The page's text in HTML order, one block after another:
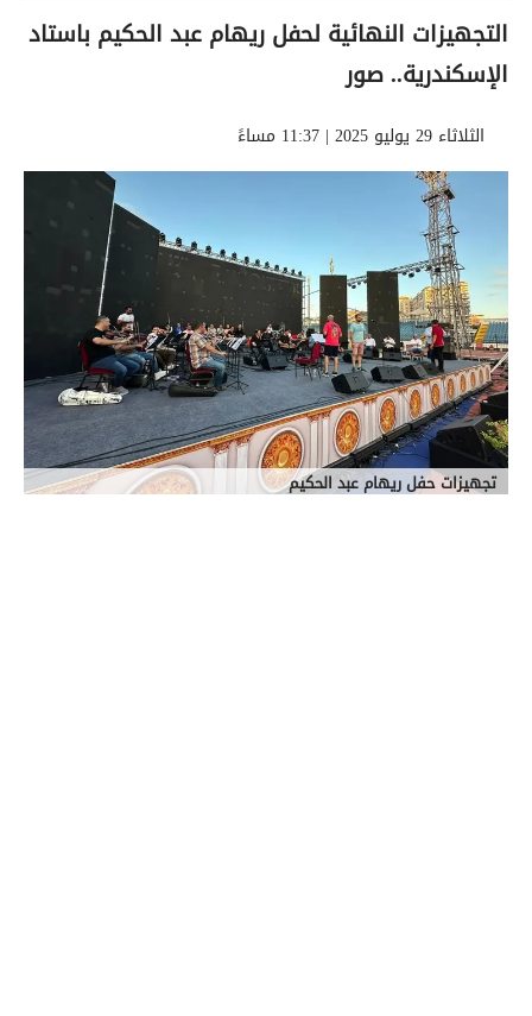
التجهيزات النهائية لحفل ريهام عبد الحكيم باستاد
الإسكندرية.. صور
الثلاثاء 29 يوليو 2025 | 11:37 مساءً
تجهيزات حفل ريهام عبد الحكيم